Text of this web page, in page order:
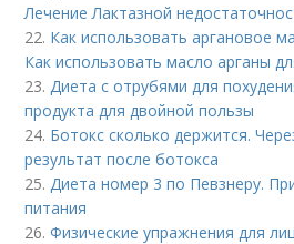
Лечение Лактазной
22. Как использовать аргановое
Как использовать масло арганы
23.Диета с отрубями для
продукта для двойной пользы
24. Ботокс сколько держится.
результат после ботокса
25.Диета номер 3 по Певзнеру.
питания
26.Физические упражнения для